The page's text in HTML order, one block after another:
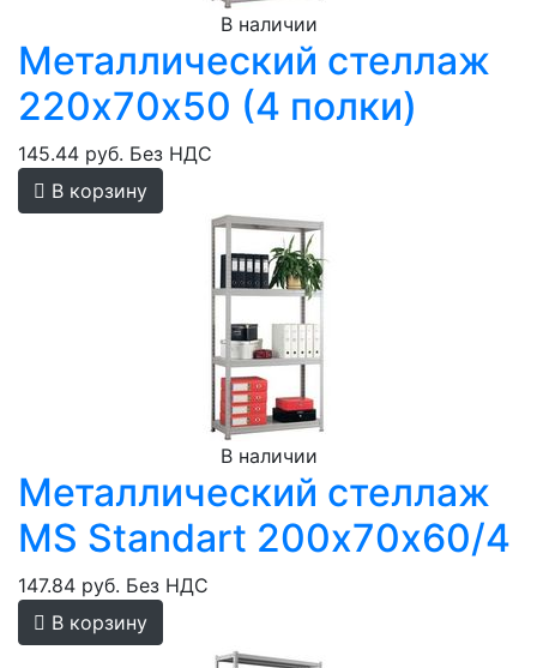
В наличии
Металлический стеллаж
220х70х50 (4 полки)
145.44 руб. Без НДС
В корзину
В наличии
Металлический стеллаж
MS Standart 200х70х60/4
147.84 руб. Без НДС
В корзину